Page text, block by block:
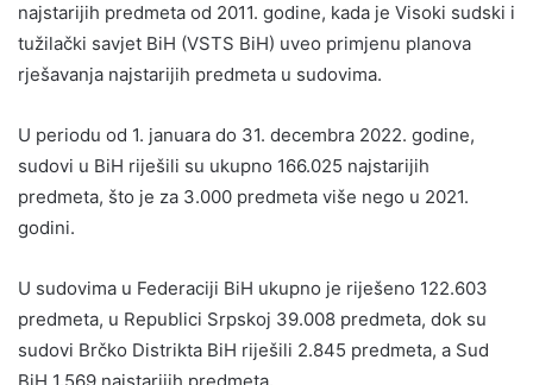
najstarijih predmeta od 2011. godine, kada je Visoki sudski i
tužilački savjet BiH (VSTS BiH) uveo primjenu planova
rješavanja najstarijih predmeta u sudovima.
U periodu od 1. januara do 31. decembra 2022. godine,
sudovi u BiH riješili su ukupno 166.025 najstarijih
predmeta, što je za 3.000 predmeta više nego u 2021.
godini.
U sudovima u Federaciji BiH ukupno je riješeno 122.603
predmeta, u Republici Srpskoj 39.008 predmeta, dok su
sudovi Brčko Distrikta BiH riješili 2.845 predmeta, a Sud